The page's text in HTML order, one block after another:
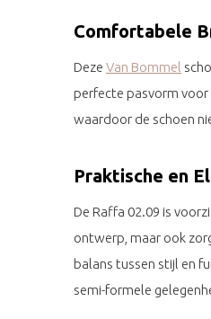
Comfortabele
Deze Van Bommel
perfecte pasvorm
waardoor de schoen
Praktische en
De Raffa 02.09 is
ontwerp, maar ook
balans tussen stijl en
semi-formele